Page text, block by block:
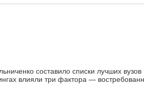
составило списки лучших вузов
влияли три фактора —